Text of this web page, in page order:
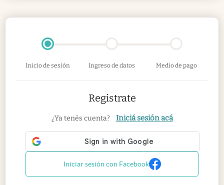
Inicio de sesión Ingreso de datos Medio de pago
Registrate
¿Ya tenés cuenta? Iniciá sesión acá
Iniciar sesión con Facebook